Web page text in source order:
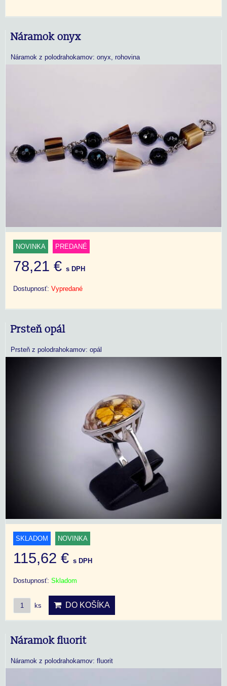
Náramok onyx
Náramok z polodrahokamov: onyx, rohovina
NOVINKA PREDANÉ
78,21 € s DPH
Dostupnosť: Vypredané
Prsteň opál
Prsteň z polodrahokamov: opál
SKLADOM NOVINKA
115,62 € s DPH
Dostupnosť: Skladom
ks DO KOŠÍKA
Náramok fluorit
Náramok z polodrahokamov: fluorit